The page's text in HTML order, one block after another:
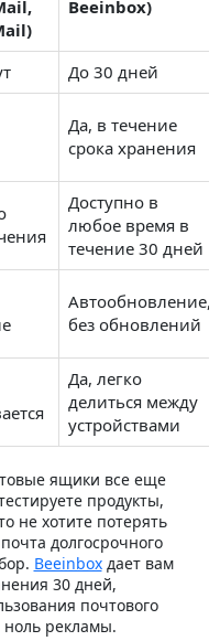
Beeinbox)
До 30 дней
Да, в течение
срока хранения
Доступно в
любое время в
течение 30 дней
Автообновление,
без обновлений
Да, легко
делиться между
устройствами
ящики все еще
продукты,
не хотите потерять
долгосрочного
Beeinboxдает вам
30 дней,
почтового
рекламы.